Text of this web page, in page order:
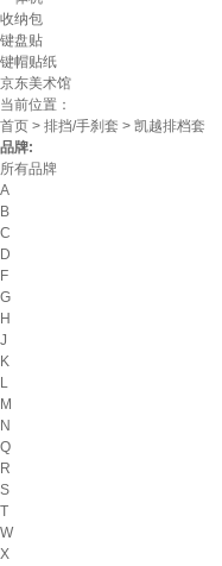
收纳包
键盘贴
键帽贴纸
京东美术馆
当前位置：
首页 > 排挡/手刹套 > 凯越排档套
品牌:
所有品牌
A
B
C
D
F
G
H
J
K
L
M
N
Q
R
S
T
W
X